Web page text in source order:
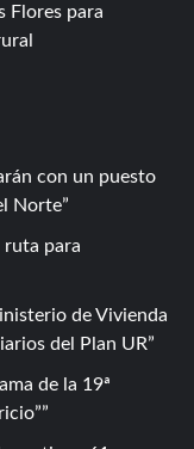
Flores para
con un puesto
Norte
ruta para
de Vivienda
del Plan UR
de la 19ª